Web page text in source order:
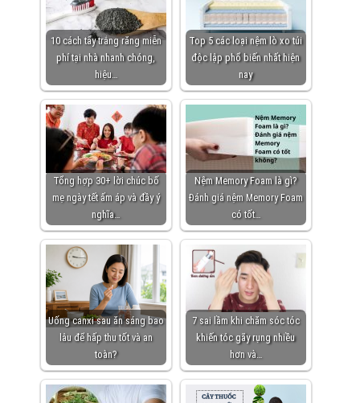
10 cách tẩy trắng răng miễn
phí tại nhà nhanh chóng,
hiệu…
Top 5 các loại nệm lò xo túi
độc lập phổ biến nhất hiện
nay
Tổng hợp 30+ lời chúc bố
mẹ ngày tết ấm áp và đầy ý
nghĩa…
Nệm Memory Foam là gì?
Đánh giá nệm Memory Foam
có tốt…
Uống canxi sau ăn sáng bao
lâu để hấp thu tốt và an
toàn?
7 sai lầm khi chăm sóc tóc
khiến tóc gãy rụng nhiều
hơn và…